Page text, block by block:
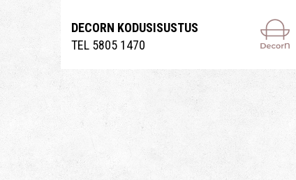
DECORN KODUSISUSTUS
TEL 5805 1470